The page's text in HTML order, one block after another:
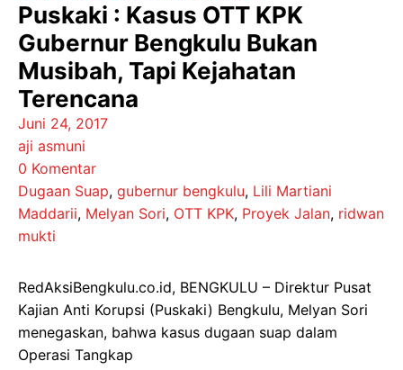
Puskaki : Kasus OTT KPK
Gubernur Bengkulu Bukan
Musibah, Tapi Kejahatan
Terencana
Juni 24, 2017
aji asmuni
0 Komentar
Dugaan Suap, gubernur bengkulu, Lili Martiani
Maddarii, Melyan Sori, OTT KPK, Proyek Jalan, ridwan
mukti
RedAksiBengkulu.co.id, BENGKULU – Direktur Pusat
Kajian Anti Korupsi (Puskaki) Bengkulu, Melyan Sori
menegaskan, bahwa kasus dugaan suap dalam
Operasi Tangkap